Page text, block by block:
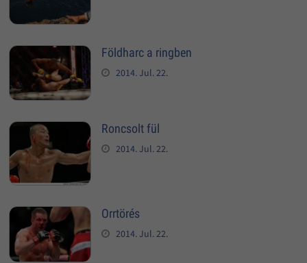
Földharc a ringben
2014. Jul. 22.
Roncsolt fül
2014. Jul. 22.
Orrtörés
2014. Jul. 22.